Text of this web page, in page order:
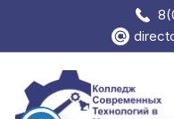
содержимому